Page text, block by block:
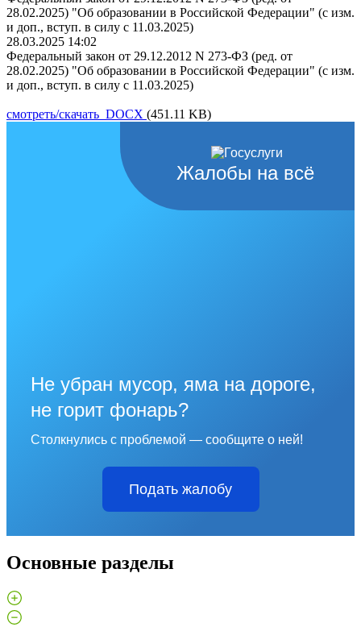
28.02.2025) "Об образовании в Российской Федерации" (с изм.
и доп., вступ. в силу с 11.03.2025)
28.03.2025 14:02
Федеральный закон от 29.12.2012 N 273-ФЗ (ред. от
28.02.2025) "Об образовании в Российской Федерации" (с изм.
и доп., вступ. в силу с 11.03.2025)
смотреть/скачать DOCX (451.11 KB)
Жалобы на всё
Не убран мусор, яма на дороге,
не горит фонарь?
Столкнулись с проблемой — сообщите о ней!
Подать жалобу
Основные разделы